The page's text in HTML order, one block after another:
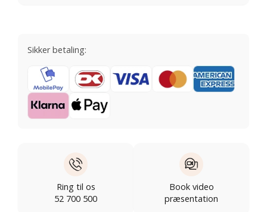
Sikker betaling:
Ring til os
52 700 500
Book video
præsentation